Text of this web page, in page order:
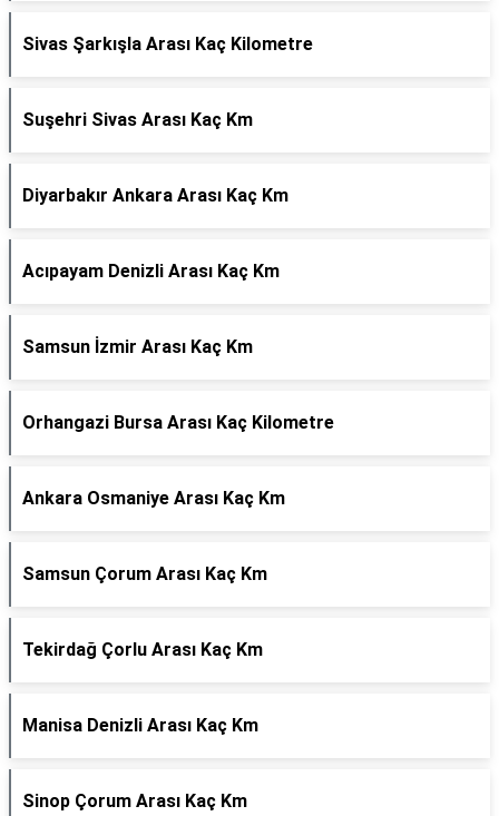
Sivas Şarkışla Arası Kaç Kilometre
Suşehri Sivas Arası Kaç Km
Diyarbakır Ankara Arası Kaç Km
Acıpayam Denizli Arası Kaç Km
Samsun İzmir Arası Kaç Km
Orhangazi Bursa Arası Kaç Kilometre
Ankara Osmaniye Arası Kaç Km
Samsun Çorum Arası Kaç Km
Tekirdağ Çorlu Arası Kaç Km
Manisa Denizli Arası Kaç Km
Sinop Çorum Arası Kaç Km